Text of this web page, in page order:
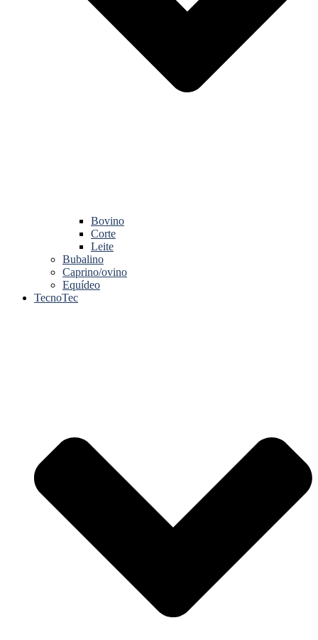
Bovino
Corte
Leite
Bubalino
Caprino/ovino
Equídeo
TecnoTec